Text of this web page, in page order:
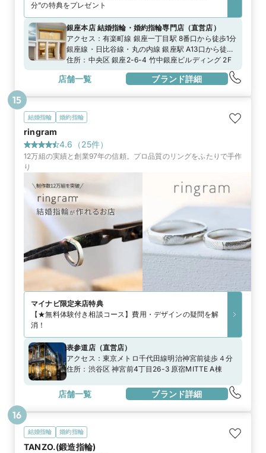
分”の特典をプレゼント
銀座本店 結婚指輪・婚約指輪専門店（直営店 ）
アクセス： 有楽町線 銀座一丁目駅 8番口から徒歩1分
銀座線・日比谷線・丸の内線 銀座駅 A13口から徒歩
3分日比谷線 東銀座駅 A8口から徒歩6分
住所： 中央区 銀座2-6-4 竹中銀座ビルディング 2F
店舗一覧 ブランド詳細
結婚指輪 婚約指輪
ringram
4.6 （25件）
12万組の実績と創業97年の信頼。プロ品質のリングをふたりで手作
り
マイナビ限定来店特典
【★無料体験付き相談コース】費用・デザインの疑問を解
消！
表参道店（直営店）
アクセス： 東京メトロ千代田線明治神宮前徒歩４分
住所： 渋谷区 神宮前4丁目26-3 原宿MITTE A棟
店舗一覧 ブランド詳細
15
結婚指輪 婚約指輪
TANZO.(鍛造指輪)
16